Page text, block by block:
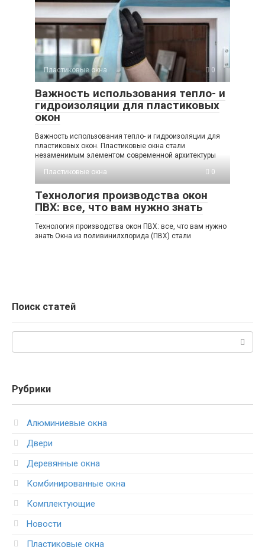
Пластиковые окна 0
Важность использования тепло- и
гидроизоляции для пластиковых
окон
Важность использования тепло- и гидроизоляции для
пластиковых окон. Пластиковые окна стали
незаменимым элементом современной архитектуры
Пластиковые окна
0
Технология производства окон
ПВХ: все, что вам нужно знать
Технология производства окон ПВХ: все, что вам нужно
знать Окна из поливинилхлорида (ПВХ) стали
Поиск статей
Рубрики
Алюминиевые окна
Двери
Деревянные окна
Комбинированные окна
Комплектующие
Новости
Пластиковые окна